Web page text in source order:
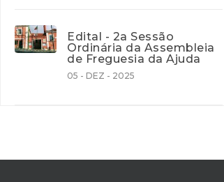
Edital - 2a Sessão
Ordinária da Assembleia
de Freguesia da Ajuda
05 - DEZ - 2025